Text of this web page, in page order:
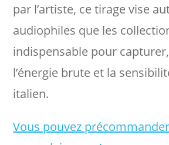
par l’artiste, ce tirage vise
audiophiles que les
indispensable pour
l’énergie brute et la
italien.
Vous pouvez